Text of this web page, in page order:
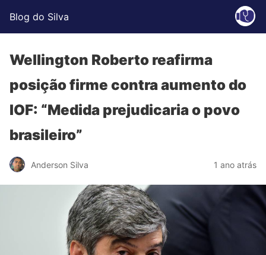
Blog do Silva
Wellington Roberto reafirma
posição firme contra aumento do
IOF: “Medida prejudicaria o povo
brasileiro”
Anderson Silva 1 ano atrás